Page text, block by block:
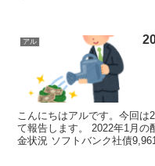
アル
こんにちはアルです。今回
て報告します。 2022年1月の
金状況 ソフトバンク社債